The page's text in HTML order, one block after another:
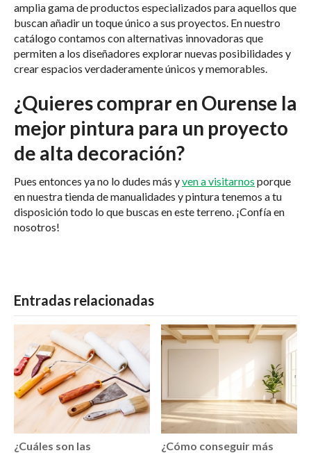
amplia gama de productos especializados para aquellos que
buscan añadir un toque único a sus proyectos. En nuestro
catálogo contamos con alternativas innovadoras que
permiten a los diseñadores explorar nuevas posibilidades y
crear espacios verdaderamente únicos y memorables.
¿Quieres comprar en Ourense la
mejor pintura para un proyecto
de alta decoración?
Pues entonces ya no lo dudes más yven a visitarnos porque
en nuestra tienda de manualidades y pintura tenemos a tu
disposición todo lo que buscas en este terreno. ¡Confía en
nosotros!
Entradas relacionadas
¿Cuáles son las
¿Cómo conseguir más